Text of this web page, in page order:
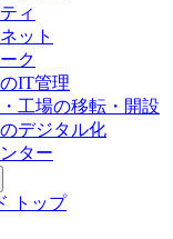
ィ
ット
ク
IT管理
工場の移転・開設
デジタル化
ター
トップ